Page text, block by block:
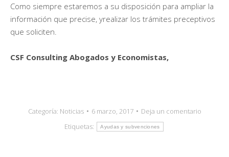
Como siempre estaremos a su disposición para ampliar la
información que precise, yrealizar los trámites preceptivos
que soliciten.
CSF Consulting Abogados y Economistas,
Categoría: Noticias 6 marzo, 2017
Deja un comentario
Etiquetas:
Ayudas y subvenciones